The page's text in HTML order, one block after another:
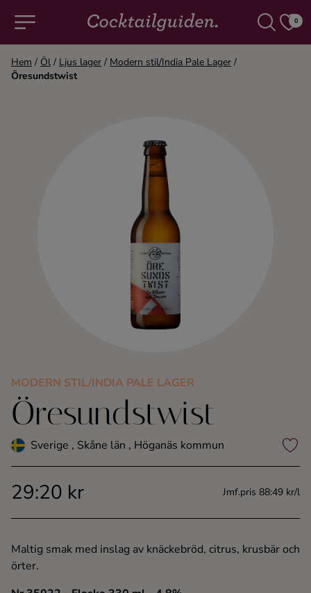
0
COCKTAILS & DRINKAR
Rom
Tequila
Vodka
Hem / Öl / Ljus lager / Modern stil/India Pale Lager /
Öresundstwist
MODERN STIL/INDIA PALE LAGER
Öresundstwist
Sverige , Skåne län , Höganäs kommun
29:20 kr Jmf.pris 88:49 kr/l
Maltig smak med inslag av knäckebröd, citrus, krusbär och
örter.